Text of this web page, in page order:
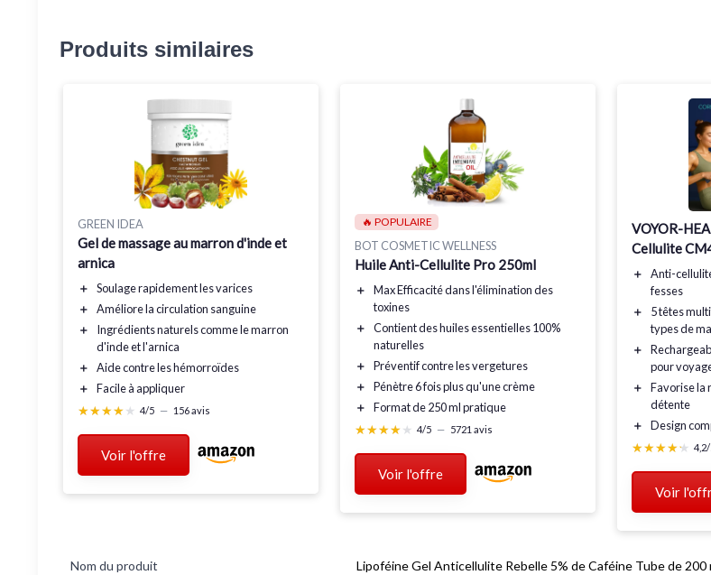
Produits similaires
GREEN IDEA
Gel de massage au marron d'inde et
arnica
＋ Soulage rapidementles varices
＋
Améliore la circulation sanguine
＋
Ingrédients naturelscomme le marron
d'inde et l'arnica
＋
Aide contre les hémorroïdes
＋
Facile à appliquer
★★★★★
★★★★★ 4/5 — 156 avis
Voir l'offre
🔥 POPULAIRE
BOT COSMETIC WELLNESS
Huile Anti-Cellulite Pro 250ml
＋ Max Efficacitédans l'élimination des
toxines
＋
Contient deshuiles essentielles100%
naturelles
＋
Préventif contre lesvergetures
＋
Pénètre6 fois plusqu'une crème
＋
Format de250 mlpratique
★★★★★
★★★★★ 4/5 — 5721 avis
Voir l'offre
VOYOR-
Cellulite
＋ Anti-
fesses
＋
5 têtes
types de
＋
pour
＋
Favorise la
détente
＋
Design
★★★★★
★★★★★
Voir
Nom du produit
‎Lipoféine Gel Anticellulite Rebelle 5% de Caféine Tube de 200